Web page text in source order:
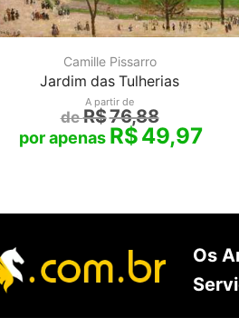
Camille Pissarro
Jardim das Tulherias
A partir de
R$76,88
R$49,97
Os